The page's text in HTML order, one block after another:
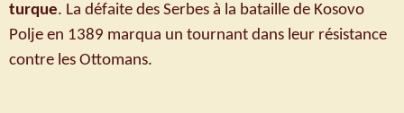
turque. La défaite des Serbes à la bataille de Kosovo
Polje en 1389 marqua un tournant dans leur résistance
contre les Ottomans.